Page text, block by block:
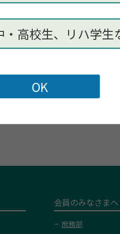
・高校生、リハ学生
リテーション科内
一覧に戻る 次の記事
会員のみなさまへ
庶務部